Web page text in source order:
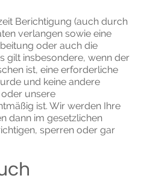
Berichtigung (auch durch
verlangen sowie eine
oder auch die
gilt insbesondere, wenn der
ist, eine erforderliche
und keine andere
unsere
ist. Wir werden Ihre
dann im gesetzlichen
sperren oder gar